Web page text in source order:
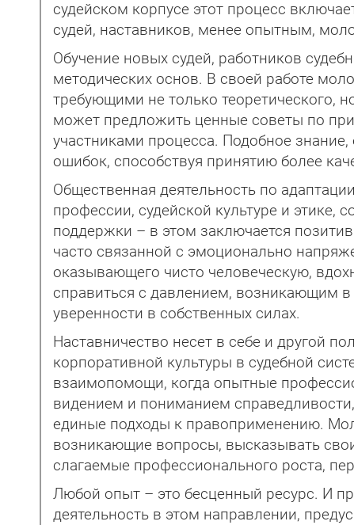
судейском корпусе этот процесс
судей, наставников, менее опытным,
Обучение новых судей, работников
методических основ. В своей работе
требующими не только теоретического,
может предложить ценные советы по
участниками процесса. Подобное
ошибок, способствуя принятию более
Общественная деятельность по
профессии, судейской культуре и этике,
поддержки – в этом заключается
часто связанной с эмоционально
оказывающего чисто человеческую,
справиться с давлением, возникающим
уверенности в собственных силах.
Наставничество несет в себе и другой
корпоративной культуры в судебной
взаимопомощи, когда опытные
видением и пониманием
единые подходы к правоприменению.
возникающие вопросы, высказывать
слагаемые профессионального роста,
Любой опыт – это бесценный ресурс. И
деятельность в этом направлении,